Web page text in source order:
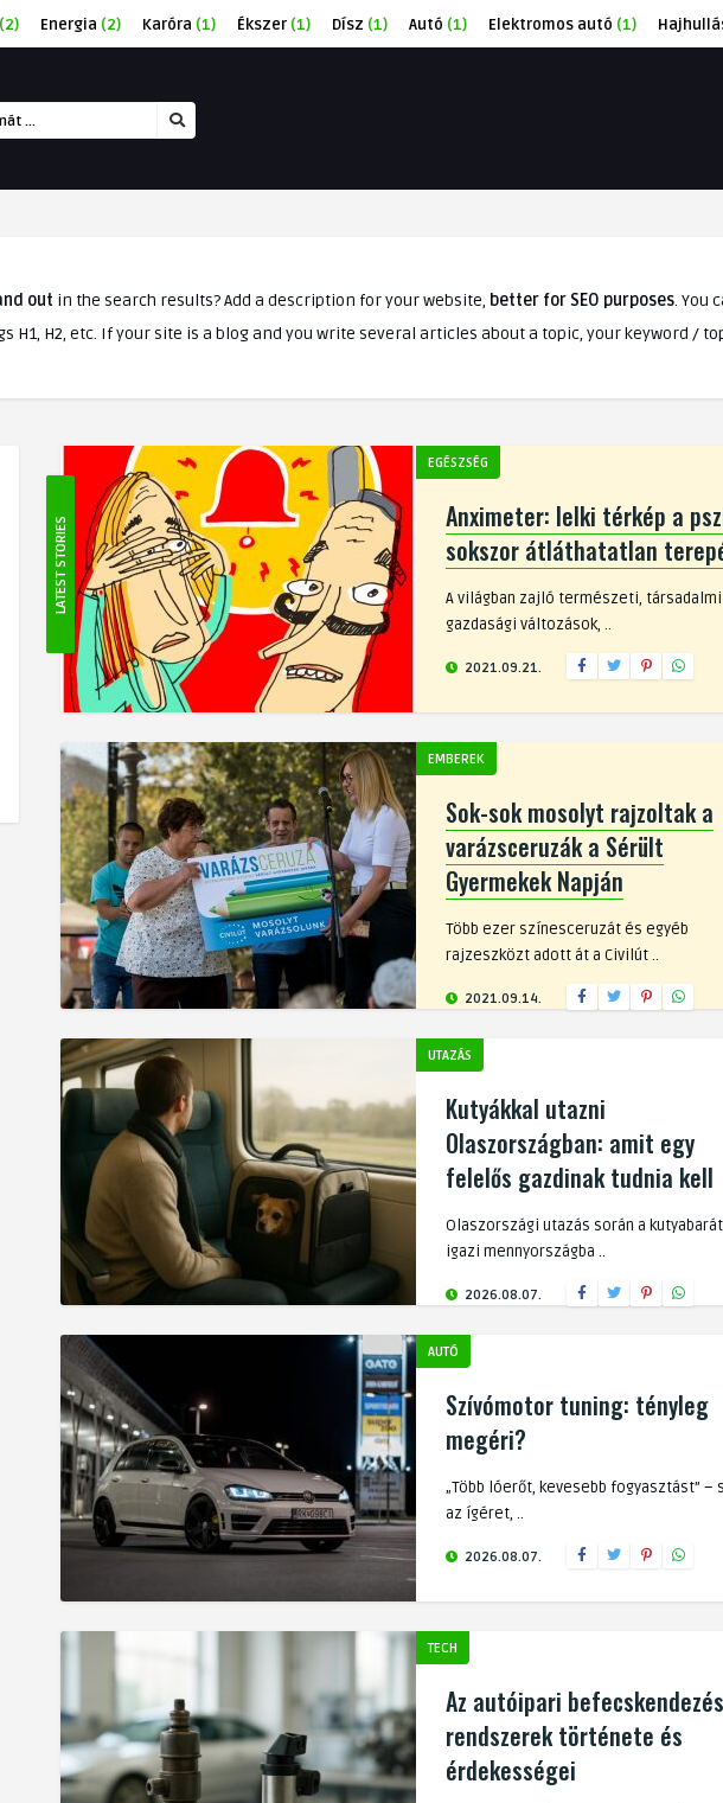
(2) Energia (2) Karóra (1) Ékszer (1) Dísz (1) Autó (1) Elektromos autó (1)
out in the search results? Add a description for your website, better for SEO purposes. You
H1, H2, etc. If your site is a blog and you write several articles about a topic, your keyword /
LATEST STORIES
EGÉSZSÉG
Anximeter: lelki térkép a
sokszor átláthatatlan
A világban zajló természeti,
gazdasági változások, ..
2021.09.21.
EMBEREK
Sok-sok mosolyt rajzoltak a
varázsceruzák a Sérült
Gyermekek Napján
Több ezer színesceruzát és egyéb
rajzeszközt adott át a Civilút ..
2021.09.14.
UTAZÁS
Kutyákkal utazni
Olaszországban: amit egy
felelős gazdinak tudnia kell
Olaszországi utazás során a
igazi mennyországba ..
2026.08.07.
AUTÓ
Szívómotor tuning: tényleg
megéri?
„Több lóerőt, kevesebb fogyasztást” –
az ígéret, ..
2026.08.07.
TECH
Az autóipari
rendszerek története és
érdekességei